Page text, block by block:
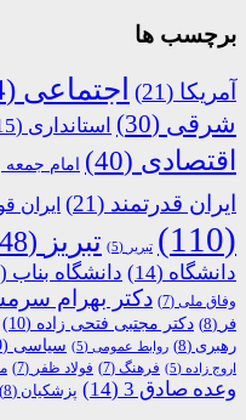
برچسب ها
آمریکا (21) اجتماعی (54)
شرقی (30) استانداری (15)
اقتصادی (40) امام جمعه
ایران قدرتمند (21) ایران
(110)
تبریر (5) تبریز (48)
دانشگاه (14) دانشگاه بناب (16)
وفاق ملی (7) دکتر بهرام
فر (8) دکتر مجتبی فتحی زاده (10)
رهبری (8) روابط عمومی (5) سیاسی (9)
اروج زاده (5) فرهنگ (7) فولاد ظفر (7)
وعده صادق 3 (14) پزشکیان (8)